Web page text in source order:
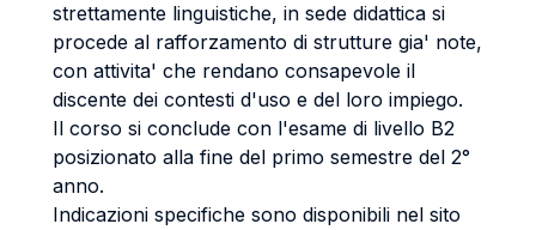
strettamente linguistiche, in sede didattica si
procede al rafforzamento di strutture gia' note,
con attivita' che rendano consapevole il
discente dei contesti d'uso e del loro impiego.
Il corso si conclude con l'esame di livello B2
posizionato alla fine del primo semestre del 2°
anno.
Indicazioni specifiche sono disponibili nel sito